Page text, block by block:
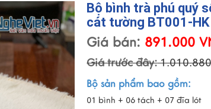
Bộ bình trà phú quý
cát tường BT001-HK
Giá bán: 891.000
Giá trước đây:
Bộ sản phẩm bao gồm:
01 bình + 06 tách + 07 đĩa lót